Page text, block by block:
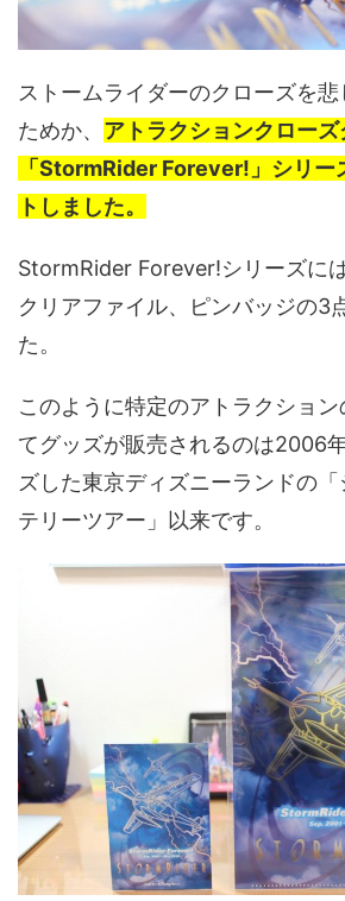
ストームライダーのクローズを
ためか、 アトラクションクローズ
「StormRider Forever!」シリー
トしました。
StormRider Forever!シリーズに
クリアファイル、ピンバッジの3
た。
このように特定のアトラクショ
てグッズが販売されるのは2006
ズした東京ディズニーランドの
テリーツアー」以来です。